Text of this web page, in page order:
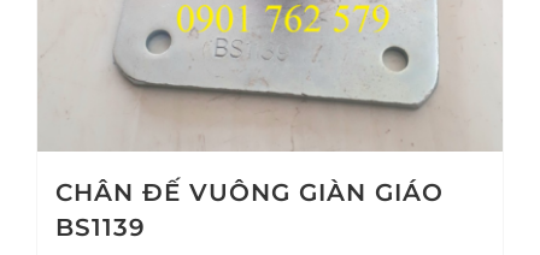
CHÂN ĐẾ VUÔNG GIÀN GIÁO
BS1139